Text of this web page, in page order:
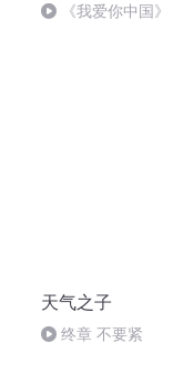
《我爱你中国》
天气之子
终章 不要紧